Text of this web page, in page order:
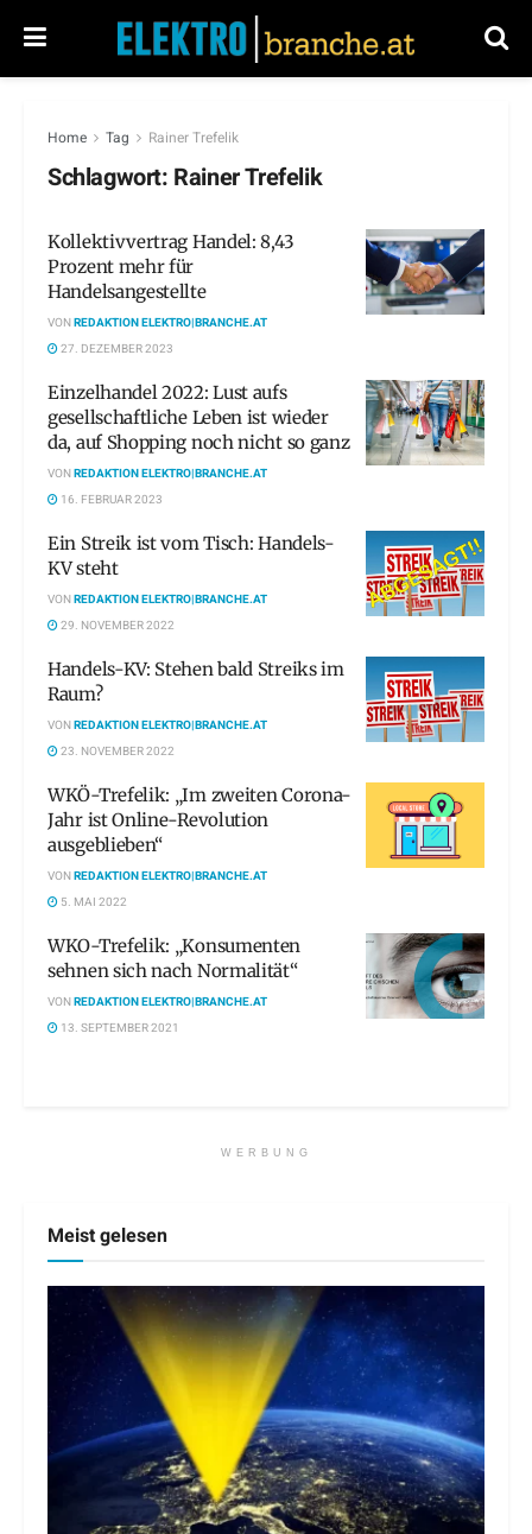
Home Tag Rainer Trefelik
Schlagwort: Rainer Trefelik
Kollektivvertrag Handel: 8,43
Prozent mehr für
Handelsangestellte
VONREDAKTION ELEKTRO|BRANCHE.AT
27. DEZEMBER 2023
Einzelhandel 2022: Lust aufs
gesellschaftliche Leben ist wieder
da, auf Shopping noch nicht so ganz
VONREDAKTION ELEKTRO|BRANCHE.AT
16. FEBRUAR 2023
Ein Streik ist vom Tisch: Handels-
KV steht
VONREDAKTION ELEKTRO|BRANCHE.AT
29. NOVEMBER 2022
Handels-KV: Stehen bald Streiks im
Raum?
VONREDAKTION ELEKTRO|BRANCHE.AT
23. NOVEMBER 2022
WKÖ-Trefelik: „Im zweiten Corona-
Jahr ist Online-Revolution
ausgeblieben“
VONREDAKTION ELEKTRO|BRANCHE.AT
5. MAI 2022
WKO-Trefelik: „Konsumenten
sehnen sich nach Normalität“
VONREDAKTION ELEKTRO|BRANCHE.AT
13. SEPTEMBER 2021
WERBUNG
Meist gelesen